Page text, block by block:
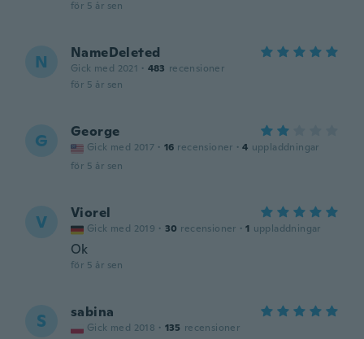
för 5 år sen
N NameDeleted
Gick med 2021 · 483 recensioner
för 5 år sen
G George
Gick med 2017 · 16 recensioner · 4 uppladdningar
för 5 år sen
V Viorel
Gick med 2019 · 30 recensioner · 1 uppladdningar
Ok
för 5 år sen
S sabina
Gick med 2018 · 135 recensioner